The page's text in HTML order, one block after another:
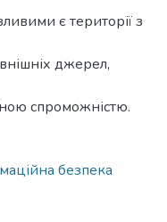
є території з
джерел,
спроможністю.
безпека